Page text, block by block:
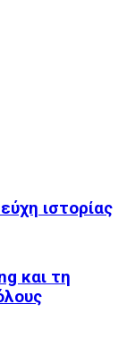
ιστορίας
και τη